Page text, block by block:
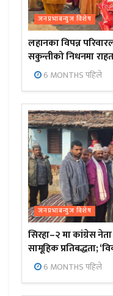
जनप्रभाबन्युज विशेष
लहानका विपन्न
सकुन्तीको निधनमा
6 MONTHS पहिले
जनप्रभाबन्युज विशेष
सिरहा–२ मा कांग्रेस
सामूहिक प्रतिबद्धता;
6 MONTHS पहिले